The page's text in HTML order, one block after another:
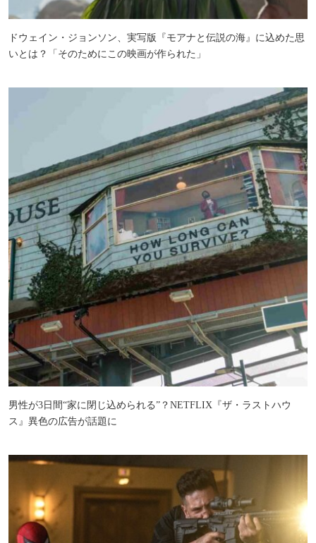
ドウェイン・ジョンソン、実写版『モアナと伝説の海』に込めた思
いとは？「そのためにこの映画が作られた」
男性が3日間“家に閉じ込められる”？NETFLIX『ザ・ラストハウ
ス』異色の広告が話題に